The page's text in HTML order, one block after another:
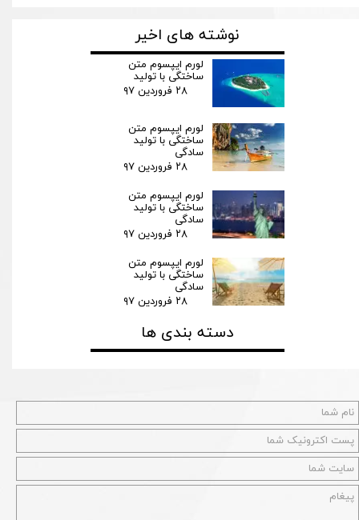
نوشته های اخیر
لورم ایپسوم متن
ساختگی با تولید
۲۸ فروردین ۹۷
لورم ایپسوم متن
ساختگی با تولید
سادگی
۲۸ فروردین ۹۷
لورم ایپسوم متن
ساختگی با تولید
سادگی
۲۸ فروردین ۹۷
لورم ایپسوم متن
ساختگی با تولید
سادگی
۲۸ فروردین ۹۷
دسته بندی ها